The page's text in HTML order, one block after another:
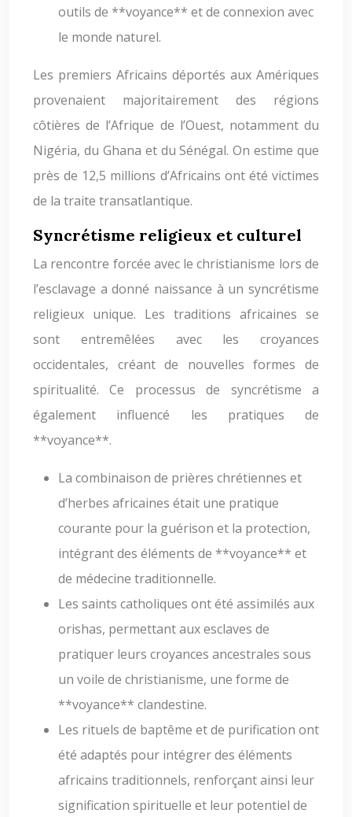
outils de **voyance** et de connexion avec
le monde naturel.
Les premiers Africains déportés aux Amériques
provenaient majoritairement des régions
côtières de l’Afrique de l’Ouest, notamment du
Nigéria, du Ghana et du Sénégal. On estime que
près de 12,5 millions d’Africains ont été victimes
de la traite transatlantique.
Syncrétisme religieux et culturel
La rencontre forcée avec le christianisme lors de
l’esclavage a donné naissance à un syncrétisme
religieux unique. Les traditions africaines se
sont entremêlées avec les croyances
occidentales, créant de nouvelles formes de
spiritualité. Ce processus de syncrétisme a
également influencé les pratiques de
**voyance**.
La combinaison de prières chrétiennes et
d’herbes africaines était une pratique
courante pour la guérison et la protection,
intégrant des éléments de **voyance** et
de médecine traditionnelle.
Les saints catholiques ont été assimilés aux
orishas, permettant aux esclaves de
pratiquer leurs croyances ancestrales sous
un voile de christianisme, une forme de
**voyance** clandestine.
Les rituels de baptême et de purification ont
été adaptés pour intégrer des éléments
africains traditionnels, renforçant ainsi leur
signification spirituelle et leur potentiel de